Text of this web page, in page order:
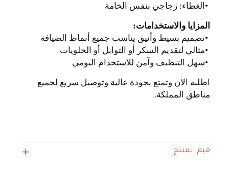
• الغطاء: زجاجي بنفس الخامة
المزايا والاستخدامات:
•تصميم بسيط وأنيق يناسب جميع أنماط الضيافة
•مثالي لتقديم السكر أو التوابل أو الحلويات
•سهل التنظيف وآمن للاستخدام اليومي
اطلبه الان وتمتع بجودة عالية وتوصيل سريع لجميع
مناطق المملكة.
قيم المنتج